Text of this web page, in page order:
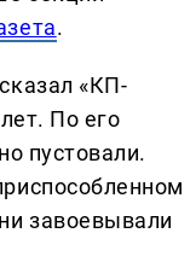
.
«КП-
По его
пустовали.
завоевывали